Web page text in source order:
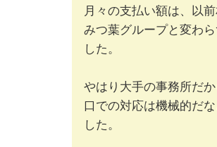
月々の支払い額は、以
みつ葉グループと変わ
した。
やはり大手の事務所だ
口での対応は機械的だ
した。